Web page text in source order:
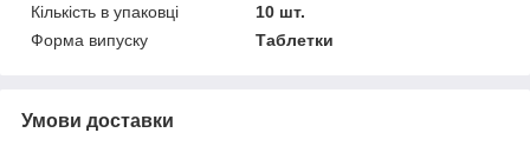
Кількість в упаковці
10 шт.
Форма випуску
Таблетки
Умови доставки